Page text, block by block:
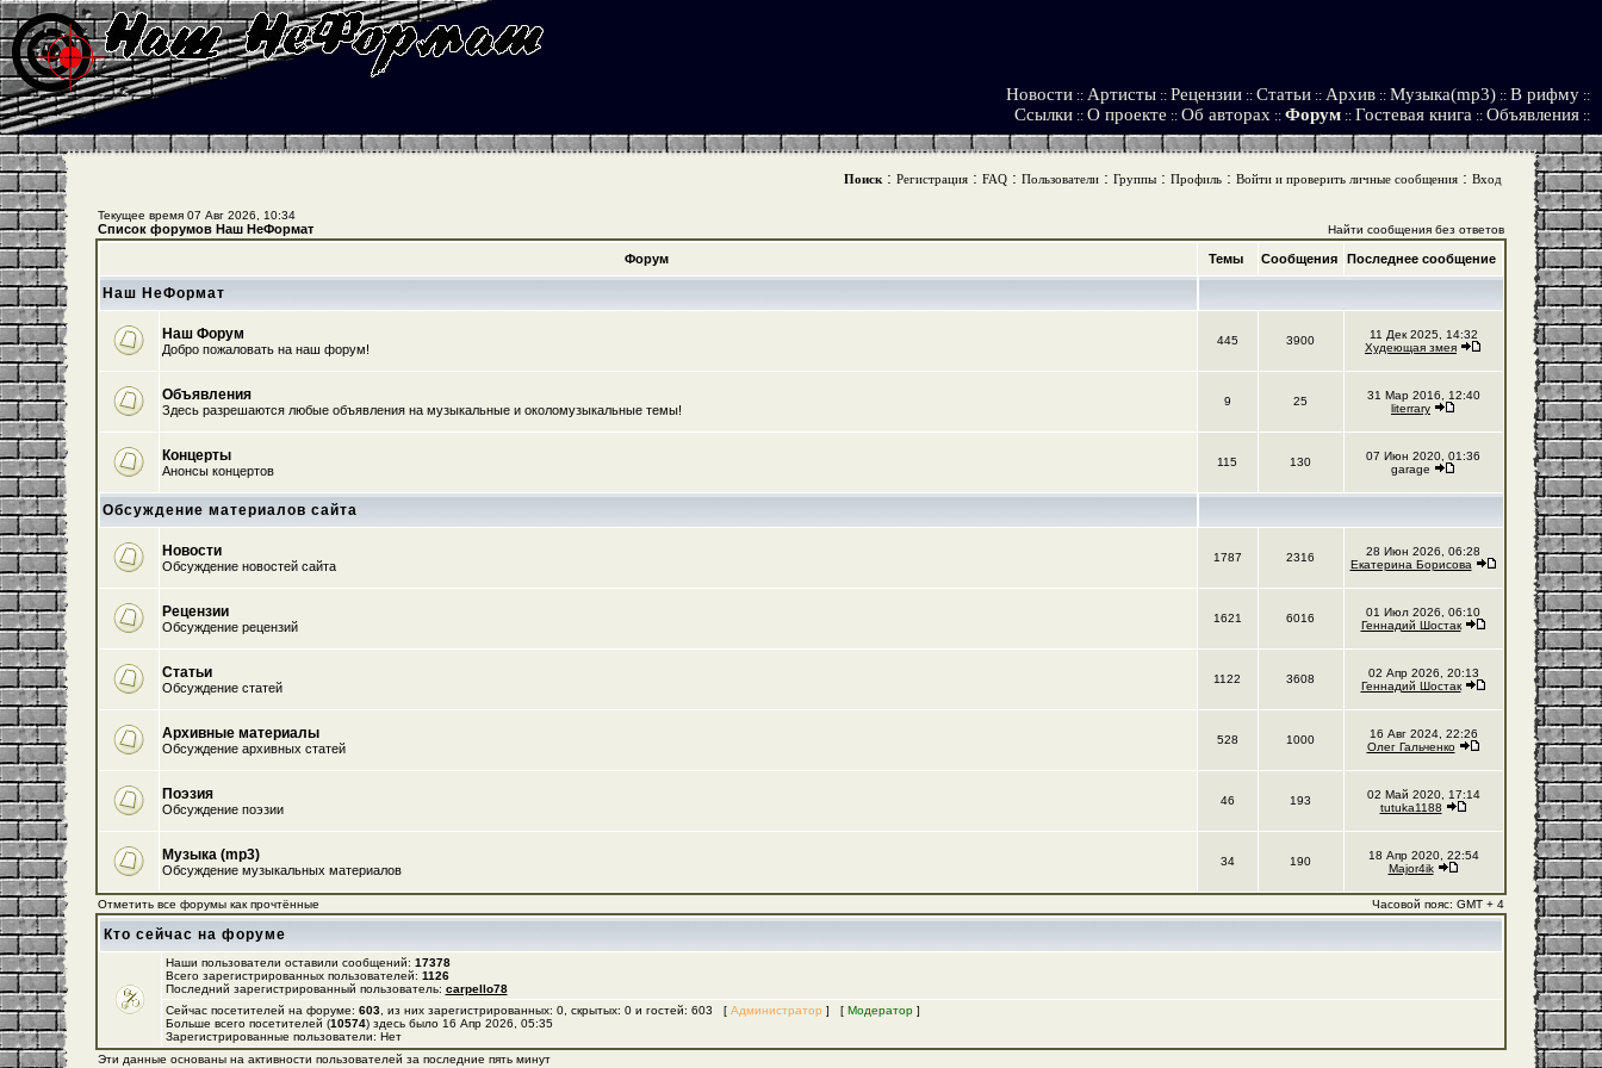
Новости :: Артисты :: Рецензии :: Статьи :: Архив :: Музыка(mp3) :: В рифму ::
Ссылки :: О проекте :: Об авторах :: Форум :: Гостевая книга :: Объявления ::
Поиск: Регистрация: FAQ: Пользователи: Группы: Профиль: Войти и проверить личные сообщения: Вход
Текущее время 07 Авг 2026, 10:34
Список форумов Наш НеФормат Найти сообщения без ответов
Форум Темы Сообщения Последнее сообщение
Наш НеФормат
Наш Форум
Добро пожаловать на наш форум!
445 3900
11 Дек 2025, 14:32
Худеющая змея
Объявления
Здесь разрешаются любые объявления на музыкальные и околомузыкальные темы!
9 25
31 Мар 2016, 12:40
literrary
Концерты
Анонсы концертов
115 130
07 Июн 2020, 01:36
garage
Обсуждение материалов сайта
Новости
Обсуждение новостей сайта
1787 2316
28 Июн 2026, 06:28
Екатерина Борисова
Рецензии
Обсуждение рецензий
1621 6016
01 Июл 2026, 06:10
Геннадий Шостак
Статьи
Обсуждение статей
1122 3608
02 Апр 2026, 20:13
Геннадий Шостак
Архивные материалы
Обсуждение архивных статей
528 1000
16 Авг 2024, 22:26
Олег Гальченко
Поэзия
Обсуждение поэзии
46 193
02 Май 2020, 17:14
tutuka1188
Музыка (mp3)
Обсуждение музыкальных материалов
34 190
18 Апр 2020, 22:54
Major4ik
Отметить все форумы как прочтённые Часовой пояс: GMT + 4
Кто сейчас на форуме
Наши пользователи оставили сообщений: 17378
Всего зарегистрированных пользователей: 1126
Последний зарегистрированный пользователь: carpello78
Сейчас посетителей на форуме: 603, из них зарегистрированных: 0, скрытых: 0 и гостей: 603 [ Администратор ] [ Модератор]
Больше всего посетителей (10574) здесь было 16 Апр 2026, 05:35
Зарегистрированные пользователи: Нет
Эти данные основаны на активности пользователей за последние пять минут